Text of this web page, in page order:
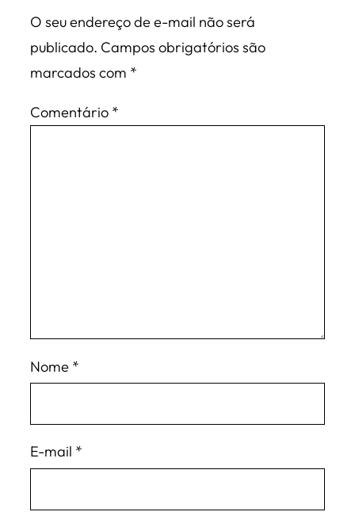
O seu endereço de e-mail não será
publicado. Campos obrigatórios são
marcados com *
Comentário *
Nome *
E-mail *